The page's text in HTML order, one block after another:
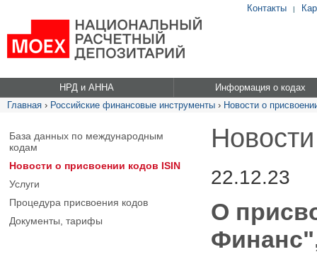
Контакты |
НРД и АННА
Информация о кодах
Главная › Российские финансовые инструменты › Новости о
База данных по международным
кодам
Новости о присвоении кодов ISIN
Услуги
Процедура присвоения кодов
Документы, тарифы
22.12.23
О